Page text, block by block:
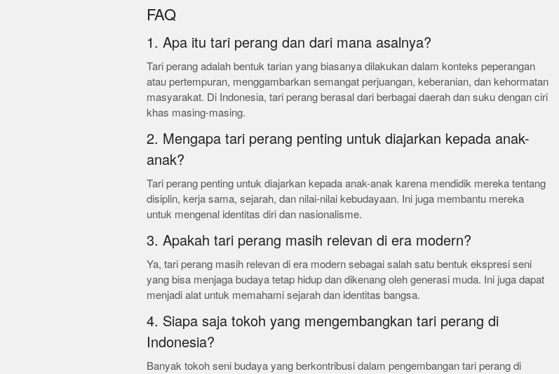
FAQ
1. Apa itu tari perang dan dari mana asalnya?
Tari perang adalah bentuk tarian yang biasanya dilakukan dalam konteks peperangan
atau pertempuran, menggambarkan semangat perjuangan, keberanian, dan kehormatan
masyarakat. Di Indonesia, tari perang berasal dari berbagai daerah dan suku dengan ciri
khas masing-masing.
2. Mengapa tari perang penting untuk diajarkan kepada anak-
anak?
Tari perang penting untuk diajarkan kepada anak-anak karena mendidik mereka tentang
disiplin, kerja sama, sejarah, dan nilai-nilai kebudayaan. Ini juga membantu mereka
untuk mengenal identitas diri dan nasionalisme.
3. Apakah tari perang masih relevan di era modern?
Ya, tari perang masih relevan di era modern sebagai salah satu bentuk ekspresi seni
yang bisa menjaga budaya tetap hidup dan dikenang oleh generasi muda. Ini juga dapat
menjadi alat untuk memahami sejarah dan identitas bangsa.
4. Siapa saja tokoh yang mengembangkan tari perang di
Indonesia?
Banyak tokoh seni budaya yang berkontribusi dalam pengembangan tari perang di